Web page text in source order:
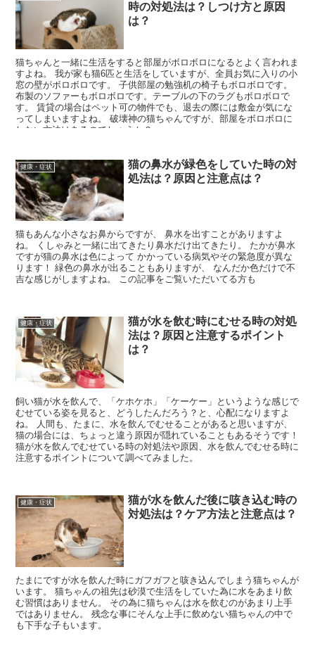
時の対処法は？しつけ方と原因
は？
猫ちゃんと一緒に生活をすると部屋がボロボロになるとよく言われま
すよね。 我が家も猫6匹と生活をしていますが、全員お気に入りの小
窓の壁がボロボロです。 子供部屋の勉強机の椅子もボロボロです。
布製のソファーもボロボロです。テーブルの下のラグもボロボロで
す。 賃貸の場合はペット可の物件でも、退去の際には敷金が気にな
ってしまいますよね。 破壊神の猫ちゃんですが、部屋をボロボロに
しない方法はあるのでしょうか？
健康・症状
猫の鼻水が緑色をしていた時の対
処法は？原因と注意点は？
猫もあんな小さなお鼻からですが、 鼻水を出すことがありますよ
ね。 くしゃみと一緒に出てきたり鼻水だけ出てきたり。 たかが鼻水
ですが猫の鼻水は色によって かかっている病気やその緊急度が異な
ります！ 緑色の鼻水が出ることもありますが、 なんだか色だけで不
吉な感じがしますよね。 この記事をご覧いただいてる方も
健康・症状
猫が水を飲む時にむせる時の対処
法は？原因と注意するポイント
は？
飼い猫が水を飲んで、「ケホケホ」「ケーケー」というような感じで
むせている姿を見ると、どうしたんだろう？と、心配になりますよ
ね。 人間も、たまに、水を飲んでむせることがあると思いますが、
猫の場合には、ちょっと違う原因が隠れていることもあるそうです！
猫が水を飲んでむせている時の対処法や原因、水を飲んでむせる時に
注意するポイントについて調べてみました。
健康・症状
猫が水を飲んだ後に咳き込む時の
対処法は？ケア方法と注意点は？
たまにですが水を飲んだ時にガフガフと咳き込んでしまう猫ちゃんが
います。 猫ちゃんの祖先は砂漠で生活をしていた為に水をあまり飲
む習慣はありません。 その為に猫ちゃんは水を飲むのがあまり上手
ではありません。 残念な事にそんな上手に飲めない猫ちゃんの中で
も下手な子もいます。